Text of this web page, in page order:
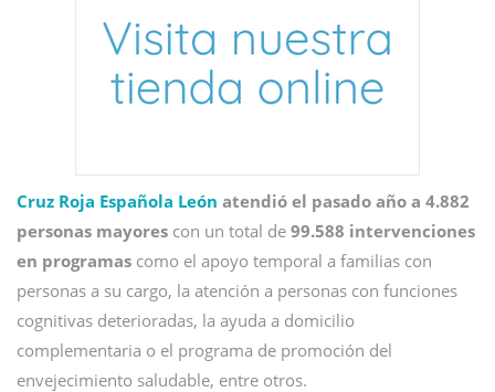
Cruz Roja Española León atendió el pasado año a 4.882
personas mayores con un total de 99.588 intervenciones
en programas como el apoyo temporal a familias con
personas a su cargo, la atención a personas con funciones
cognitivas deterioradas, la ayuda a domicilio
complementaria o el programa de promoción del
envejecimiento saludable, entre otros.